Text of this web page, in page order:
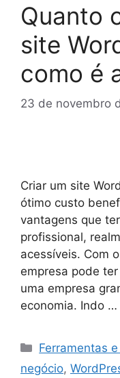
Quanto
site
como é
23 de novembro
Criar um site
ótimo custo
vantagens que
profissional,
acessíveis. Com
empresa pode
uma empresa
economia. Indo …
Ferramentas
negócio,